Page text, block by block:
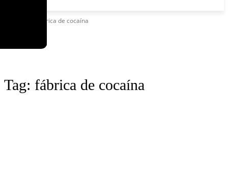
Fábrica de cocaína
Tag: fábrica de cocaína